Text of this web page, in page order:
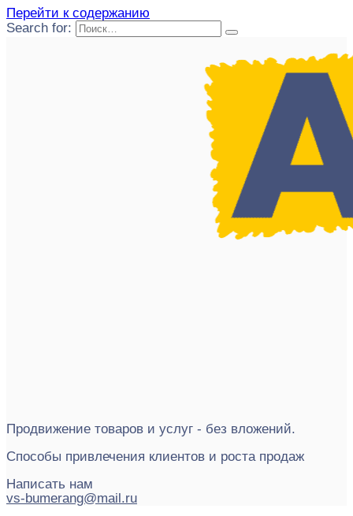
Перейти к содержанию
Search for:
Продвижение товаров и услуг - без вложений.
Способы привлечения клиентов и роста продаж
Написать нам
vs-bumerang@mail.ru